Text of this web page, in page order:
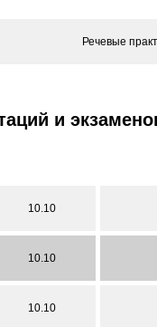
Речевые
и
10.10
10.10
10.10